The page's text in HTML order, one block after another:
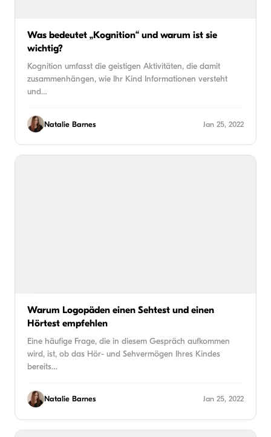
Was bedeutet „Kognition“ und warum ist sie
wichtig?
Kognition umfasst die geistigen Aktivitäten, die damit
zusammenhängen, wie Ihr Kind Informationen versteht
und…
Natalie Barnes Jan 25, 2022
Warum Logopäden einen Sehtest und einen
Hörtest empfehlen
Eine häufige Frage, die in diesem Gespräch aufkommen
wird, ist, ob das Hör- und Sehvermögen Ihres Kindes
bereits…
Natalie Barnes Jan 25, 2022